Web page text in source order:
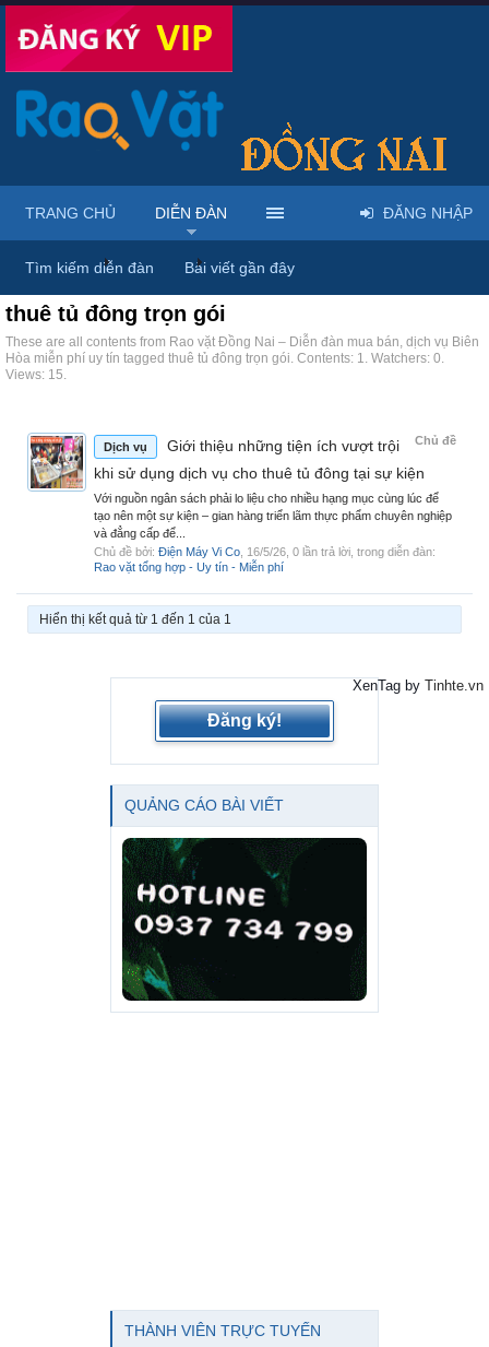
Trang chủ Diễn đàn Tags
thuê tủ đông trọn gói
These are all contents from Rao vặt Đồng Nai – Diễn đàn mua bán, dịch vụ Biên
Hòa miễn phí uy tín tagged thuê tủ đông trọn gói. Contents: 1. Watchers: 0.
Views: 15.
Chủ đề
Dịch vụ
Giới thiệu những tiện ích vượt trội
khi sử dụng dịch vụ cho thuê tủ đông tại sự kiện
Với nguồn ngân sách phải lo liệu cho nhiều hạng mục cùng lúc để
tạo nên một sự kiện – gian hàng triển lãm thực phẩm chuyên nghiệp
và đẳng cấp để...
Chủ đề bởi: Điện Máy Vi Co 16/5/26 , 0 lần trả lời, trong diễn đàn:
Rao vặt tổng hợp - Uy tín - Miễn phí
Hiển thị kết quả từ 1 đến 1 của 1
XenTag by Tinhte.vn
Đăng ký!
QUẢNG CÁO BÀI VIẾT
THÀNH VIÊN TRỰC TUYẾN
TRANG CHỦ DIỄN ĐÀN
Tìm kiếm diễn đàn Bài viết gần đây
ĐĂNG NHẬP